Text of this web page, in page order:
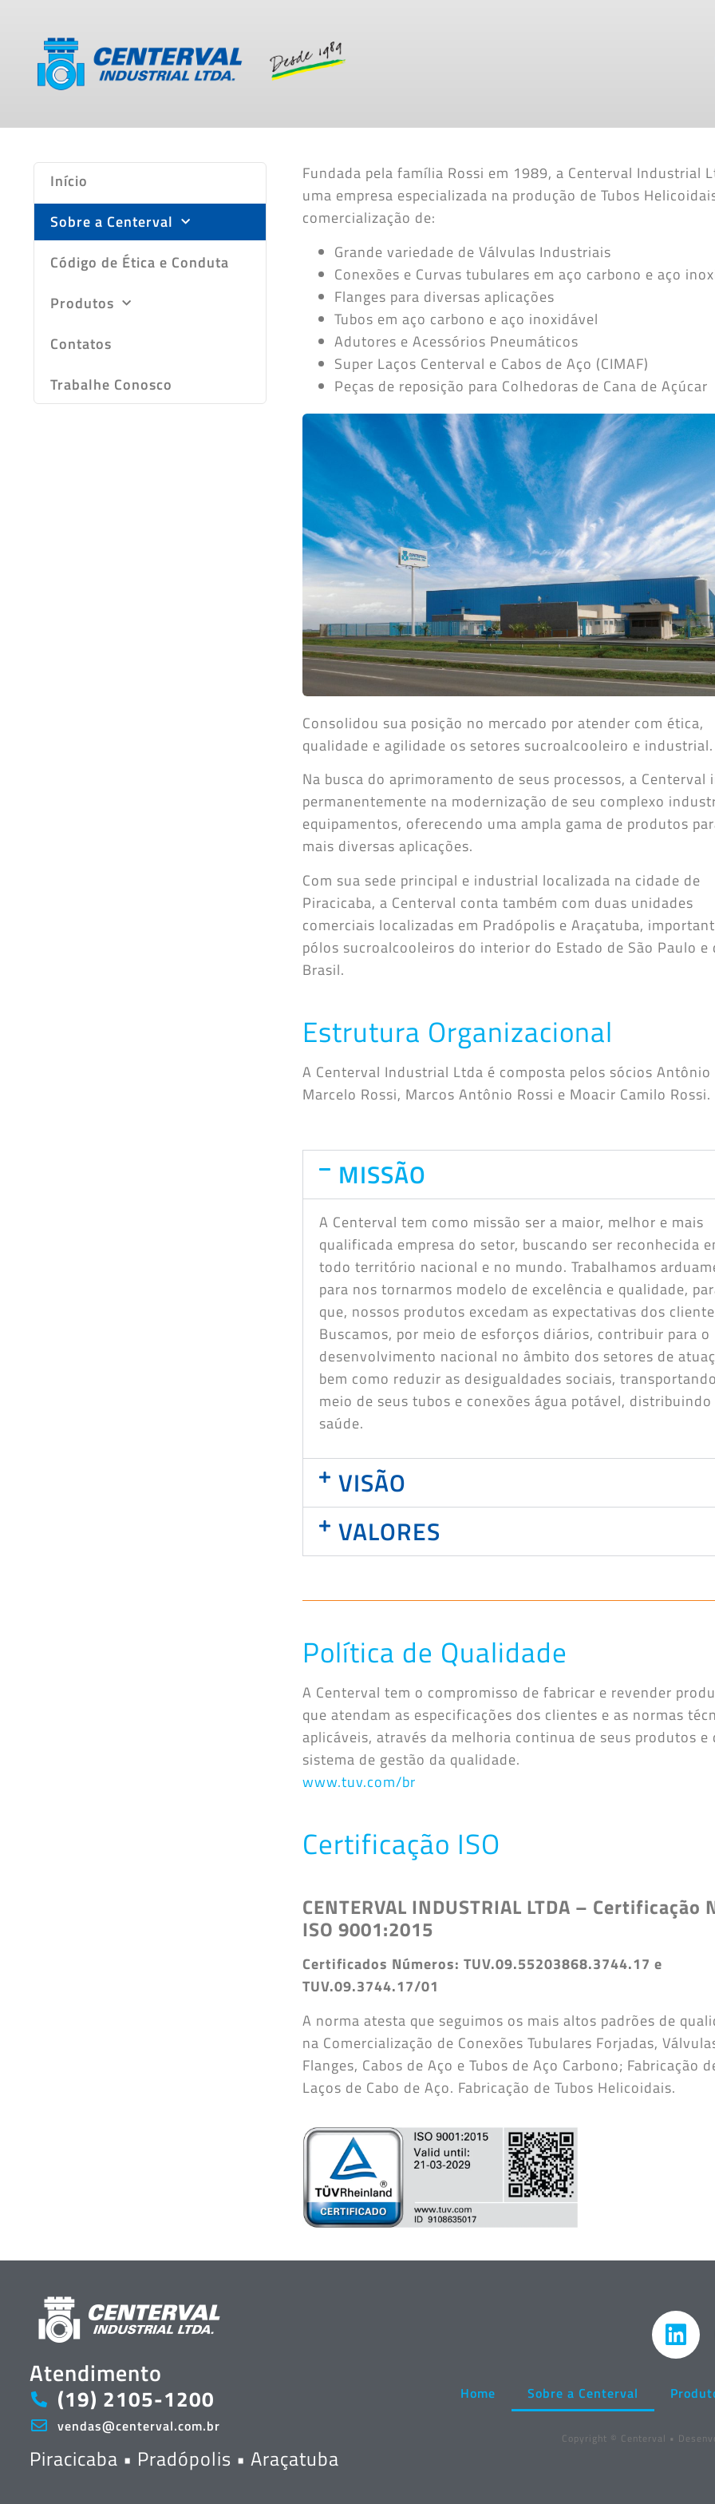
Início
Sobre a Centerval
Código de Ética e Conduta
Produtos
Contatos
Trabalhe Conosco
Fundada pela família Rossi em 1989, a Centerval Industrial
uma empresa especializada na produção de Tubos
comercialização de:
Grande variedade de Válvulas Industriais
Conexões e Curvas tubulares em aço carbono e aço
Flanges para diversas aplicações
Tubos em aço carbono e aço inoxidável
Adutores e Acessórios Pneumáticos
Super Laços Centerval e Cabos de Aço (CIMAF)
Peças de reposição para Colhedoras de Cana de Açúcar
Consolidou sua posição no mercado por atender com ética,
qualidade e agilidade os setores sucroalcooleiro e industrial.
Na busca do aprimoramento de seus processos, a Centerval
permanentemente na modernização de seu complexo
equipamentos, oferecendo uma ampla gama de produtos
mais diversas aplicações.
Com sua sede principal e industrial localizada na cidade de
Piracicaba, a Centerval conta também com duas unidades
comerciais localizadas em Pradópolis e Araçatuba,
pólos sucroalcooleiros do interior do Estado de São Paulo e
Brasil.
Estrutura Organizacional
A Centerval Industrial Ltda é composta pelos sócios Antônio
Marcelo Rossi, Marcos Antônio Rossi e Moacir Camilo Rossi.
MISSÃO
A Centerval tem como missão ser a maior, melhor e mais
qualificada empresa do setor, buscando ser reconhecida
todo território nacional e no mundo. Trabalhamos
para nos tornarmos modelo de excelência e qualidade,
que, nossos produtos excedam as expectativas dos
Buscamos, por meio de esforços diários, contribuir para o
desenvolvimento nacional no âmbito dos setores de
bem como reduzir as desigualdades sociais,
meio de seus tubos e conexões água potável, distribuindo
saúde.
VISÃO
VALORES
Política de Qualidade
A Centerval tem o compromisso de fabricar e revender
que atendam as especificações dos clientes e as normas
aplicáveis, através da melhoria continua de seus produtos e
sistema de gestão da qualidade.
www.tuv.com/br
Certificação ISO
CENTERVAL INDUSTRIAL LTDA – Certificação
ISO 9001:2015
Certificados Números: TUV.09.55203868.3744.17 e
TUV.09.3744.17/01
A norma atesta que seguimos os mais altos padrões de
na Comercialização de Conexões Tubulares Forjadas,
Flanges, Cabos de Aço e Tubos de Aço Carbono; Fabricação
Laços de Cabo de Aço. Fabricação de Tubos Helicoidais.
Atendimento
(19) 2105-1200
vendas@centerval.com.br
Piracicaba • Pradópolis • Araçatuba
Home Sobre a Centerval
Copyright © Centerval •